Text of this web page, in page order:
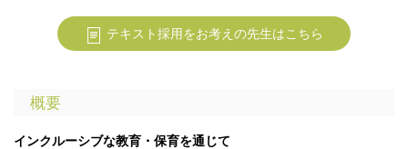
テキスト採用をお考えの先生はこちら
概要
インクルーシブな教育・保育を通じて